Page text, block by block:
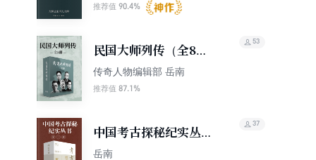
推荐值 90.4%
民国大师列传（全8
册）
传奇人物编辑部 岳南
推荐值 87.1%
53
中国考古探秘纪实丛书
（全11册）
岳南
37